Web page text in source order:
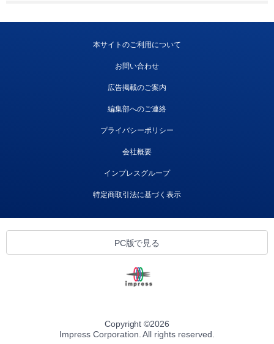
本サイトのご利用について
お問い合わせ
広告掲載のご案内
編集部へのご連絡
プライバシーポリシー
会社概要
インプレスグループ
特定商取引法に基づく表示
PC版で見る
Copyright ©2026
Impress Corporation. All rights reserved.